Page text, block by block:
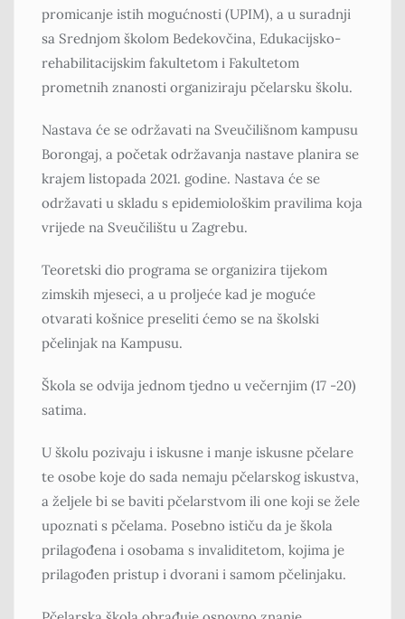
promicanje istih mogućnosti (UPIM), a u suradnji
sa Srednjom školom Bedekovčina, Edukacijsko-
rehabilitacijskim fakultetom i Fakultetom
prometnih znanosti organiziraju pčelarsku školu.
Nastava će se održavati na Sveučilišnom kampusu
Borongaj, a početak održavanja nastave planira se
krajem listopada 2021. godine. Nastava će se
održavati u skladu s epidemiološkim pravilima koja
vrijede na Sveučilištu u Zagrebu.
Teoretski dio programa se organizira tijekom
zimskih mjeseci, a u proljeće kad je moguće
otvarati košnice preseliti ćemo se na školski
pčelinjak na Kampusu.
Škola se odvija jednom tjedno u večernjim (17 -20)
satima.
U školu pozivaju i iskusne i manje iskusne pčelare
te osobe koje do sada nemaju pčelarskog iskustva,
a željele bi se baviti pčelarstvom ili one koji se žele
upoznati s pčelama. Posebno ističu da je škola
prilagođena i osobama s invaliditetom, kojima je
prilagođen pristup i dvorani i samom pčelinjaku.